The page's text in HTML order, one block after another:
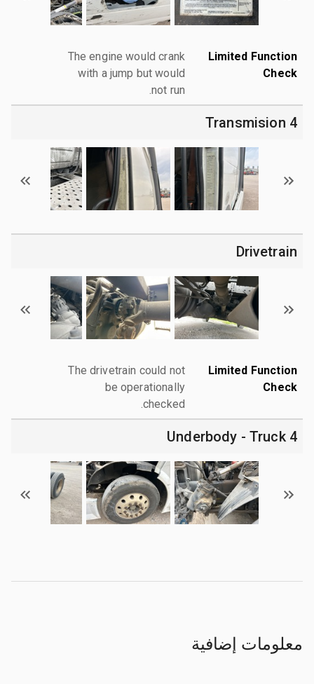
Limited Function
Check
The engine would crank
with a jump but would
not run.
4 Transmision
Drivetrain
Limited Function
Check
The drivetrain could not
be operationally
checked.
4 Underbody - Truck
معلومات إضافية